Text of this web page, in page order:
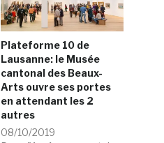
Plateforme 10 de
Lausanne: le Musée
cantonal des Beaux-
Arts ouvre ses portes
en attendant les 2
autres
08/10/2019